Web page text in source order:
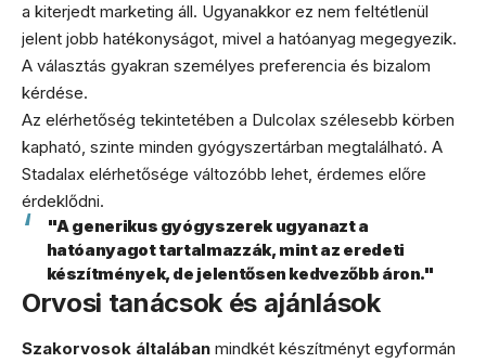
a kiterjedt marketing áll. Ugyanakkor ez nem feltétlenül
jelent jobb hatékonyságot, mivel a hatóanyag megegyezik.
A választás gyakran személyes preferencia és bizalom
kérdése.
Az elérhetőség tekintetében a Dulcolax szélesebb körben
kapható, szinte minden gyógyszertárban megtalálható. A
Stadalax elérhetősége változóbb lehet, érdemes előre
érdeklődni.
"A generikus gyógyszerek ugyanazt a
hatóanyagot tartalmazzák, mint az eredeti
készítmények, de jelentősen kedvezőbb áron."
Orvosi tanácsok és ajánlások
Szakorvosok általában mindkét készítményt egyformán